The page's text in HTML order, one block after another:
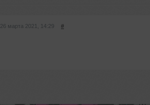
26 марта 2021, 14:29 #